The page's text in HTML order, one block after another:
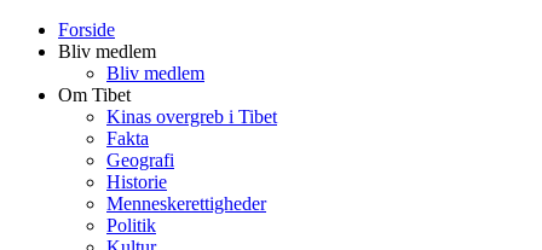
Forside
Bliv medlem
Bliv medlem
Om Tibet
Kinas overgreb i Tibet
Fakta
Geografi
Historie
Menneskerettigheder
Politik